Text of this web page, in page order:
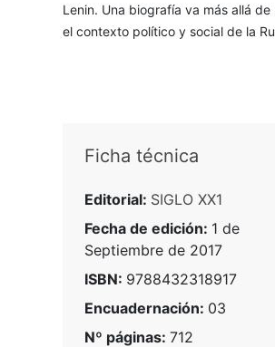
Lenin. Una biografía va más allá
el contexto político y social de la
Ficha técnica
Editorial: SIGLO XX1
Fecha de edición: 1 de
Septiembre de 2017
ISBN: 9788432318917
Encuadernación: 03
Nº páginas: 712